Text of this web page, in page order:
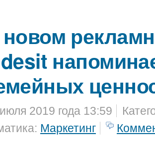
2019 года 13:59
Маркетинг